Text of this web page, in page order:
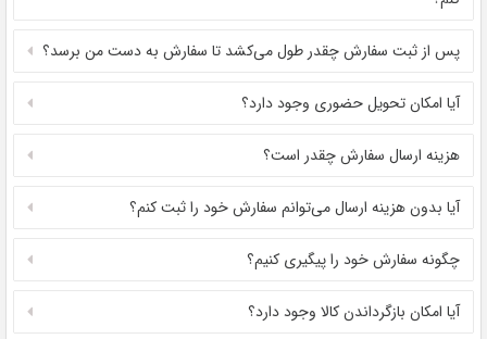
لینک
پس از ثبت سفارش چقدر طول می‌کشد تا سفارش به دست من برسد؟
آیا امکان تحویل حضوری وجود دارد؟
هزینه ارسال سفارش چقدر است؟
آیا بدون هزینه ارسال می‌توانم سفارش خود را ثبت کنم؟
چگونه سفارش خود را پیگیری کنیم؟
آیا امکان بازگرداندن کالا وجود دارد؟